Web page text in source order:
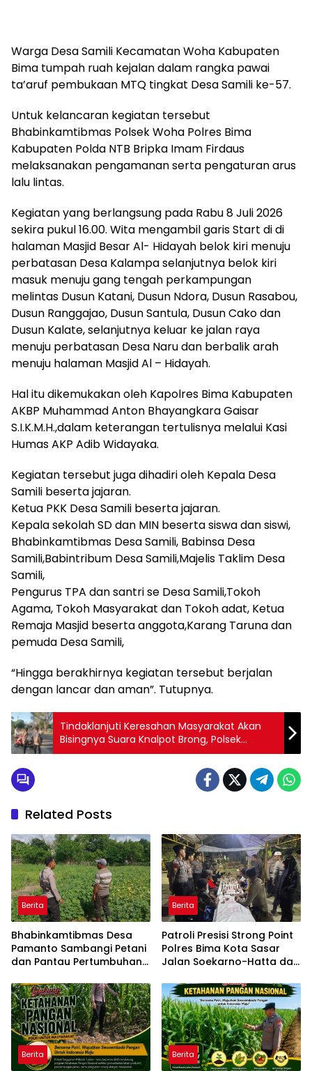
Warga Desa Samili Kecamatan Woha Kabupaten
Bima tumpah ruah kejalan dalam rangka pawai
ta’aruf pembukaan MTQ tingkat Desa Samili ke-57.
Untuk kelancaran kegiatan tersebut
Bhabinkamtibmas Polsek Woha Polres Bima
Kabupaten Polda NTB Bripka Imam Firdaus
melaksanakan pengamanan serta pengaturan arus
lalu lintas.
Kegiatan yang berlangsung pada Rabu 8 Juli 2026
sekira pukul 16.00. Wita mengambil garis Start di di
halaman Masjid Besar Al- Hidayah belok kiri menuju
perbatasan Desa Kalampa selanjutnya belok kiri
masuk menuju gang tengah perkampungan
melintas Dusun Katani, Dusun Ndora, Dusun Rasabou,
Dusun Ranggajao, Dusun Santula, Dusun Cako dan
Dusun Kalate, selanjutnya keluar ke jalan raya
menuju perbatasan Desa Naru dan berbalik arah
menuju halaman Masjid Al – Hidayah.
Hal itu dikemukakan oleh Kapolres Bima Kabupaten
AKBP Muhammad Anton Bhayangkara Gaisar
S.I.K.M.H.,dalam keterangan tertulisnya melalui Kasi
Humas AKP Adib Widayaka.
Kegiatan tersebut juga dihadiri oleh Kepala Desa
Samili beserta jajaran.
Ketua PKK Desa Samili beserta jajaran.
Kepala sekolah SD dan MIN beserta siswa dan siswi,
Bhabinkamtibmas Desa Samili, Babinsa Desa
Samili,Babintribum Desa Samili,Majelis Taklim Desa
Samili,
Pengurus TPA dan santri se Desa Samili,Tokoh
Agama, Tokoh Masyarakat dan Tokoh adat, Ketua
Remaja Masjid beserta anggota,Karang Taruna dan
pemuda Desa Samili,
“Hingga berakhirnya kegiatan tersebut berjalan
dengan lancar dan aman”. Tutupnya.
Tindaklanjuti Keresahan Masyarakat Akan
Bisingnya Suara Knalpot Brong, Polsek
Soromandi Gelar Operasi Penertiban
Related Posts
Berita
Bhabinkamtibmas Desa
Pamanto Sambangi Petani
dan Pantau Pertumbuhan
Berita
Patroli Presisi Strong Point
Polres Bima Kota Sasar
Jalan Soekarno-Hatta dan
Berita Berita